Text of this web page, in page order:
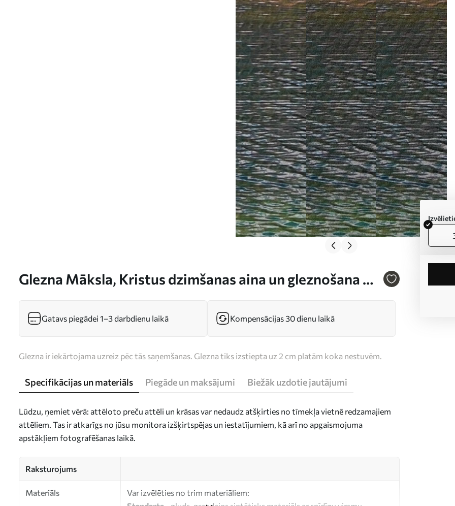
Glezna Māksla, Kristus dzimšanas aina un gleznošana Nr
Gatavs piegādei 1–3 darbdienu laikā Kompensācijas 30 dienu laikā
Glezna ir iekārtojama uzreiz pēc tās saņemšanas. Glezna tiks izstiepta uz 2 cm platām koka nestuvēm.
Specifikācijas un materiāls Piegāde un maksājumi Biežāk uzdotie jautājumi
Lūdzu, ņemiet vērā: attēloto preču attēli un krāsas var nedaudz atšķirties no tīmekļa vietnē redzamajiem
attēliem. Tas ir atkarīgs no jūsu monitora izšķirtspējas un iestatījumiem, kā arī no apgaismojuma
apstākļiem fotografēšanas laikā.
Raksturojums
Materiāls
Var izvēlēties no trim materiāliem: